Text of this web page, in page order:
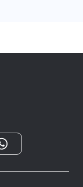
cobrança”